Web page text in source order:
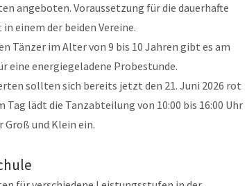
angeboten. Voraussetzung für die dauerhafte
einem der beiden Vereine.
Tänzer im Alter von 9 bis 10 Jahren gibt es am
eine energiegeladene Probestunde.
sollten sich bereits jetzt den 21. Juni 2026 rot
Tag lädt die Tanzabteilung von 10:00 bis 16:00 Uhr
und Klein ein.